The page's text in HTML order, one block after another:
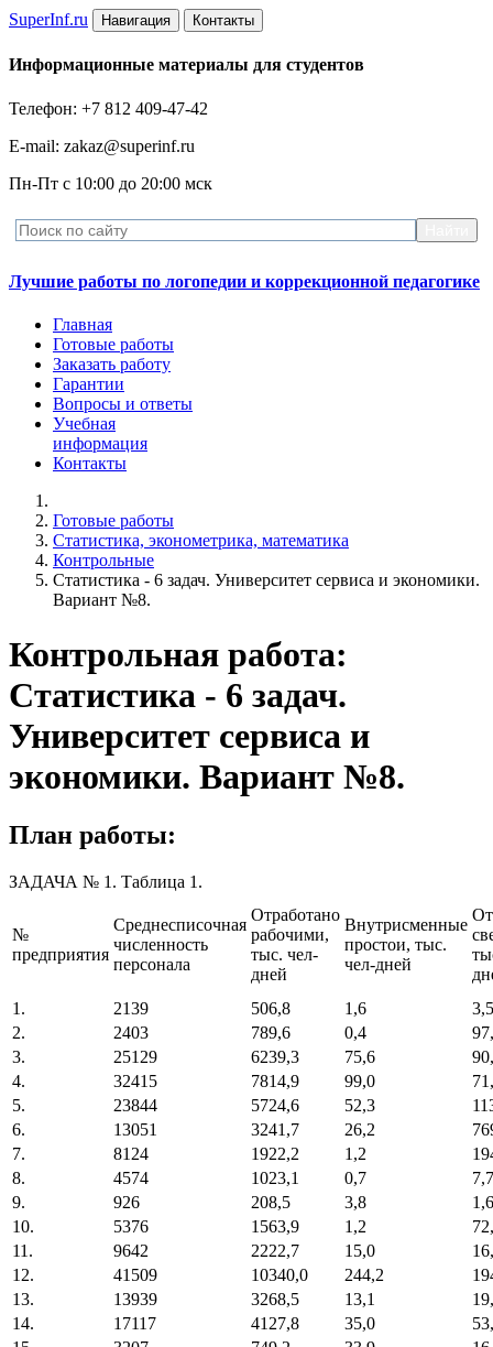
SuperInf.ru Навигация Контакты
Информационные материалы для студентов
Телефон: +7 812 409-47-42
E-mail: zakaz@superinf.ru
Пн-Пт с 10:00 до 20:00 мск
Лучшие работы по логопедии и коррекционной педагогике
Главная
Готовые работы
Заказать работу
Гарантии
Вопросы и ответы
Учебная
информация
Контакты
Готовые работы
Статистика, эконометрика, математика
Контрольные
Статистика - 6 задач. Университет сервиса и экономики.
Вариант №8.
Контрольная работа:
Статистика - 6 задач.
Университет сервиса и
экономики. Вариант №8.
План работы:
ЗАДАЧА № 1. Таблица 1.
№
предприятия
Среднесписочная
численность
персонала
Отработано
рабочими,
тыс. чел-
дней
Внутрисменные
простои, тыс.
чел-дней
1.
2139 506,8 1,6
3,5
2.
2403 789,6 0,4
3.
25129 6239,3 75,6
4.
32415 7814,9 99,0
5.
23844 5724,6 52,3
6.
13051 3241,7 26,2
7.
8124 1922,2 1,2
8.
4574 1023,1 0,7
7,7
9.
926 208,5 3,8
1,6
10.
5376 1563,9 1,2
11.
9642 2222,7 15,0
12.
41509 10340,0 244,2
13.
13939 3268,5 13,1
14.
17117 4127,8 35,0